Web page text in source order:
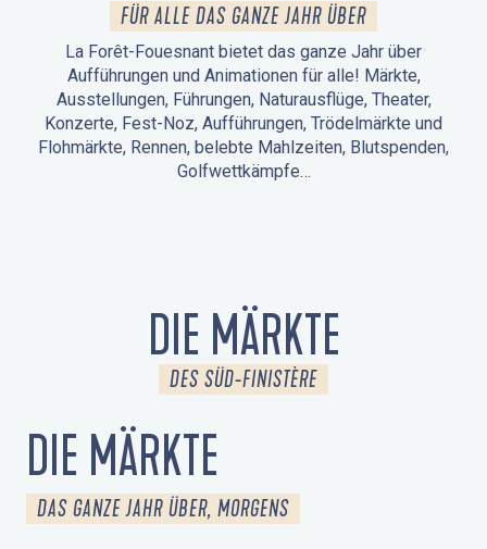
FÜR ALLE DAS GANZE JAHR ÜBER
La Forêt-Fouesnant bietet das ganze Jahr über
Aufführungen und Animationen für alle! Märkte,
Ausstellungen, Führungen, Naturausflüge, Theater,
Konzerte, Fest-Noz, Aufführungen, Trödelmärkte und
Flohmärkte, Rennen, belebte Mahlzeiten, Blutspenden,
Golfwettkämpfe…
DIE MÄRKTE
DES SÜD-FINISTÈRE
DIE MÄRKTE
DAS GANZE JAHR ÜBER, MORGENS